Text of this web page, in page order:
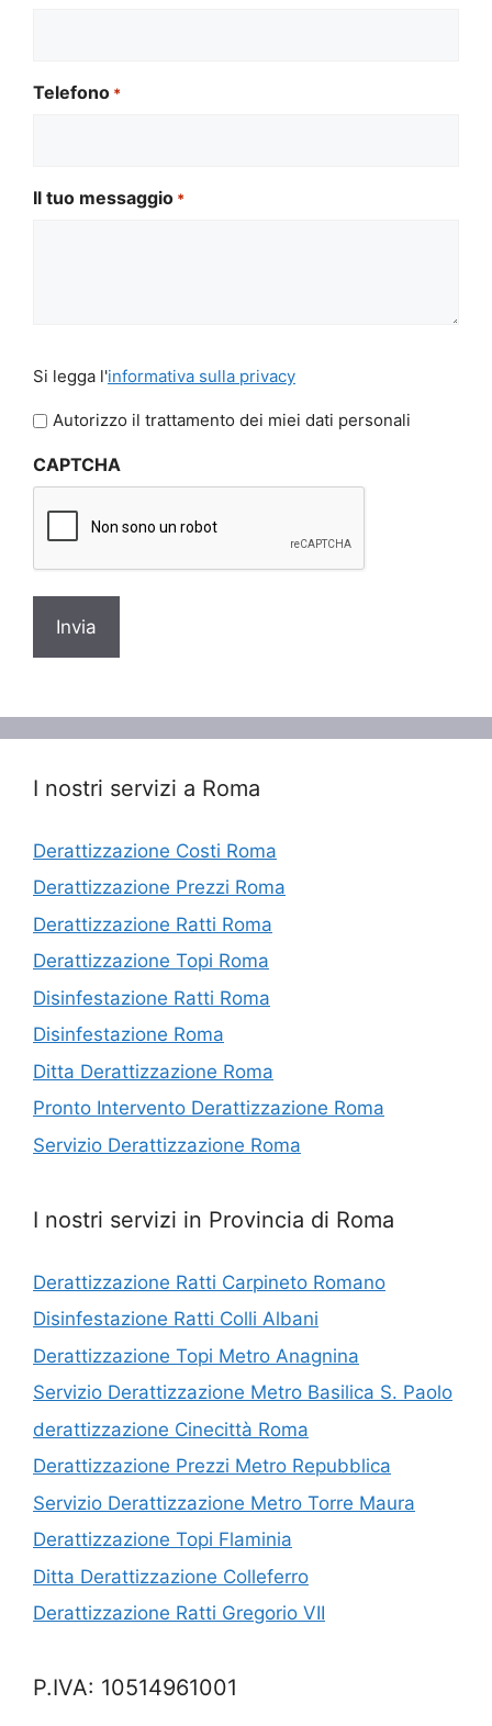
Telefono *
Il tuo messaggio *
legga
l'informativa
privacy
Si legga l'informativa sulla privacy
Autorizzo il trattamento dei miei dati personali
CAPTCHA
I nostri servizi a Roma
Derattizzazione Costi Roma
Derattizzazione Prezzi Roma
Derattizzazione Ratti Roma
Derattizzazione Topi Roma
Disinfestazione Ratti Roma
Disinfestazione Roma
Ditta Derattizzazione Roma
Pronto Intervento Derattizzazione Roma
Servizio Derattizzazione Roma
I nostri servizi in Provincia di Roma
Derattizzazione Ratti Carpineto Romano
Disinfestazione Ratti Colli Albani
Derattizzazione Topi Metro Anagnina
Servizio Derattizzazione Metro Basilica S. Paolo
derattizzazione Cinecittà Roma
Derattizzazione Prezzi Metro Repubblica
Servizio Derattizzazione Metro Torre Maura
Derattizzazione Topi Flaminia
Ditta Derattizzazione Colleferro
Derattizzazione Ratti Gregorio VII
P.IVA: 10514961001